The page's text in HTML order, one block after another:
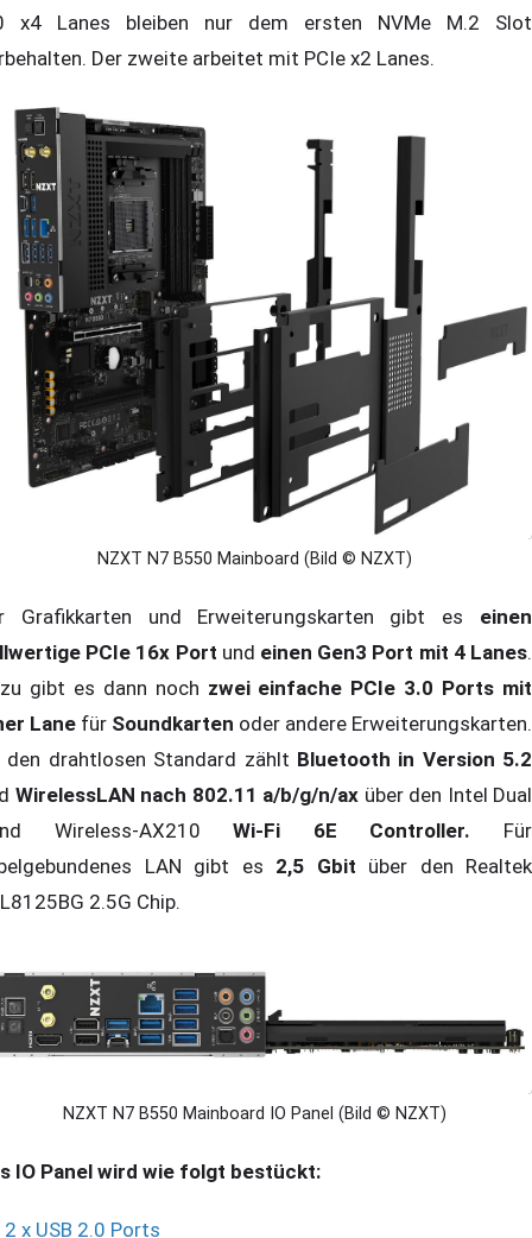
x4 Lanes bleiben nur dem ersten NVMe M.2 Slot
Der zweite arbeitet mit PCIe x2 Lanes.
NZXT N7 B550 Mainboard (Bild © NZXT)
Grafikkarten und Erweiterungskarten gibt es einen
PCIe 16x Port und einen Gen3 Port mit 4 Lanes.
gibt es dann noch zwei einfache PCIe 3.0 Ports mit
Lane für Soundkarten oder andere Erweiterungskarten.
den drahtlosen Standard zählt Bluetooth in Version 5.2
WirelessLAN nach 802.11 a/b/g/n/ax über den Intel Dual
Wireless-AX210Wi-Fi 6E Controller. Für
LAN gibt es 2,5 Gbit über den Realtek
2.5G Chip.
NZXT N7 B550 Mainboard IO Panel (Bild © NZXT)
IO Panel wird wie folgt bestückt:
2 x USB 2.0 Ports